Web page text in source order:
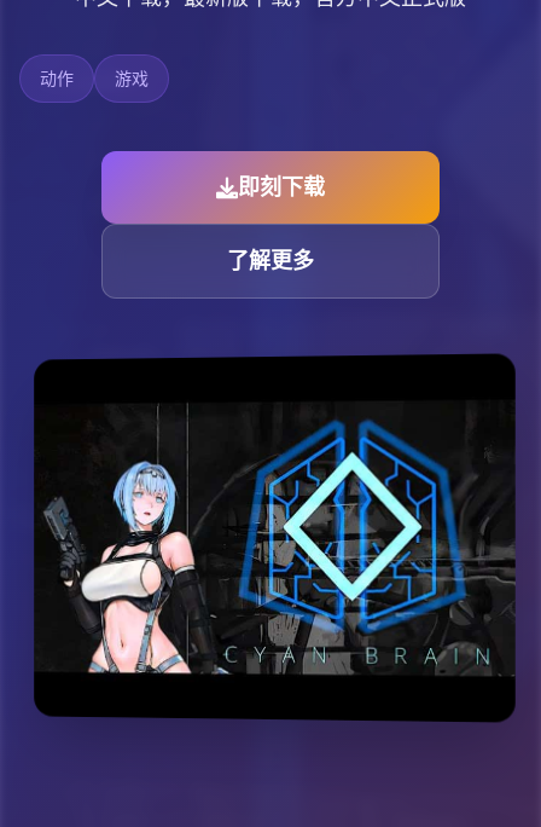
动作 游戏
即刻下载
了解更多